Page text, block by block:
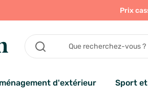
Prix
d'extérieur Sport